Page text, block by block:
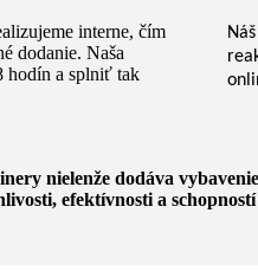
interne, čím
dodanie. Naša
hodín a splniť tak
nielenže dodáva
efektívnosti a